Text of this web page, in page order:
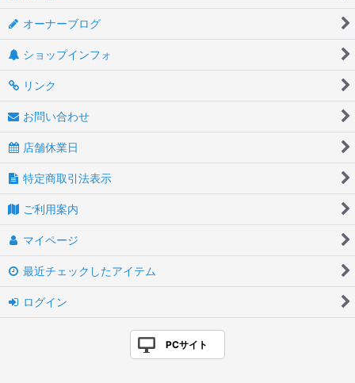
オーナーブログ
ショップインフォ
リンク
お問い合わせ
店舗休業日
特定商取引法表示
ご利用案内
マイページ
最近チェックしたアイテム
ログイン
PCサイト